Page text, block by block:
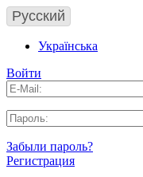
Русский
Українська
Войти
Забыли пароль?
Регистрация